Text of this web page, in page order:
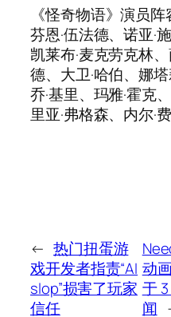
《怪奇物语》演员阵
芬恩·伍法德、诺亚·
凯莱布·麦克劳克林
德、大卫·哈伯、娜塔
乔·基里、玛雅·霍克
里亚·弗格森、内尔·
← 热门扭蛋游
戏开发者指责“AI
slop”损害了玩家
信任
动
于
闻